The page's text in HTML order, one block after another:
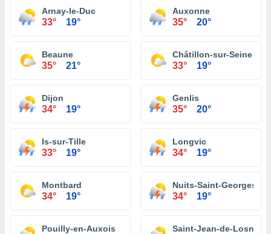
Arnay-le-Duc
33° 19°
Auxonne
35° 20°
Beaune
35° 21°
Châtillon-sur-Seine
33° 19°
Dijon
34° 19°
Genlis
35° 20°
Is-sur-Tille
33° 19°
Longvic
34° 19°
Montbard
34° 19°
Nuits-Saint-Georges
34° 19°
Pouilly-en-Auxois Saint-Jean-de-Losne